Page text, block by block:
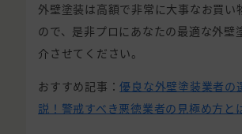
外壁塗装は高額で非常に大事なお買い
ので、是非プロにあなたの最適な外壁
介させてください。
おすすめ記事：優良な外壁塗装業者の
説！警戒すべき悪徳業者の見極め方と